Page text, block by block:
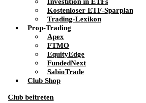
Kostenloser ETF-Sparplan
Trading-Lexikon
Prop-Trading
Apex
FTMO
EquityEdge
FundedNext
SabioTrade
Club Shop
Club beitreten